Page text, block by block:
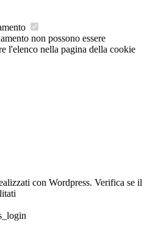
non possono essere
l'elenco nella pagina della cookie
con Wordpress. Verifica se il